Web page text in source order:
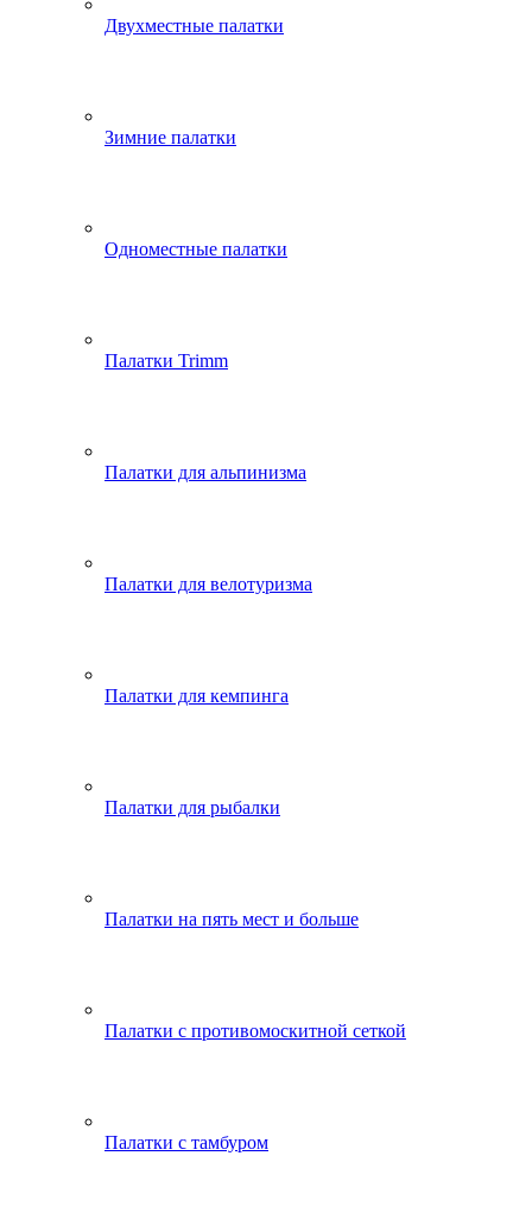
Двухместные палатки
Зимние палатки
Одноместные палатки
Палатки Trimm
Палатки для альпинизма
Палатки для велотуризма
Палатки для кемпинга
Палатки для рыбалки
Палатки на пять мест и больше
Палатки с противомоскитной сеткой
Палатки с тамбуром